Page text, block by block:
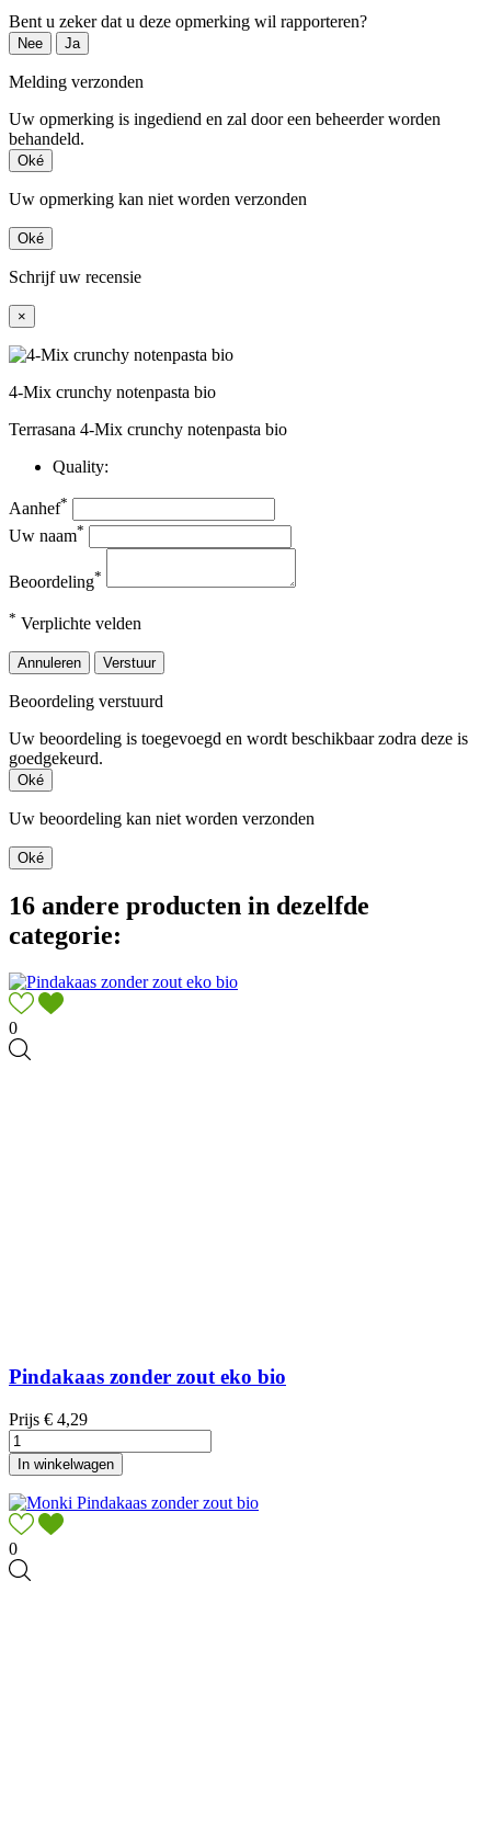
Bent u zeker dat u deze opmerking wil rapporteren?
Nee Ja
Melding verzonden
Uw opmerking is ingediend en zal door een beheerder worden
behandeld.
Oké
Uw opmerking kan niet worden verzonden
Oké
Schrijf uw recensie
×
4-Mix crunchy notenpasta bio
Terrasana 4-Mix crunchy notenpasta bio
Quality:
Aanhef*
Uw naam*
Beoordeling*
* Verplichte velden
Annuleren Verstuur
Beoordeling verstuurd
Uw beoordeling is toegevoegd en wordt beschikbaar zodra deze is
goedgekeurd.
Oké
Uw beoordeling kan niet worden verzonden
Oké
16 andere producten in dezelfde
categorie:
0
Pindakaas zonder zout eko bio
Prijs € 4,29
In winkelwagen
0